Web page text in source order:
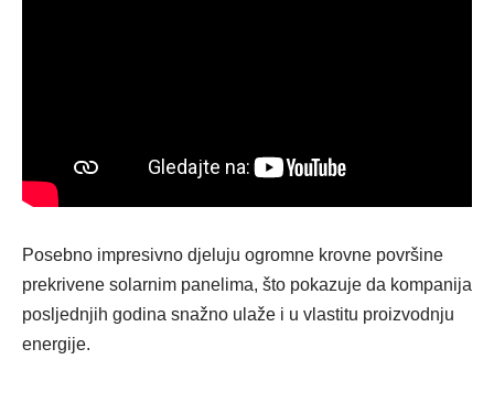
Posebno impresivno djeluju ogromne krovne površine
prekrivene solarnim panelima, što pokazuje da kompanija
posljednjih godina snažno ulaže i u vlastitu proizvodnju
energije.